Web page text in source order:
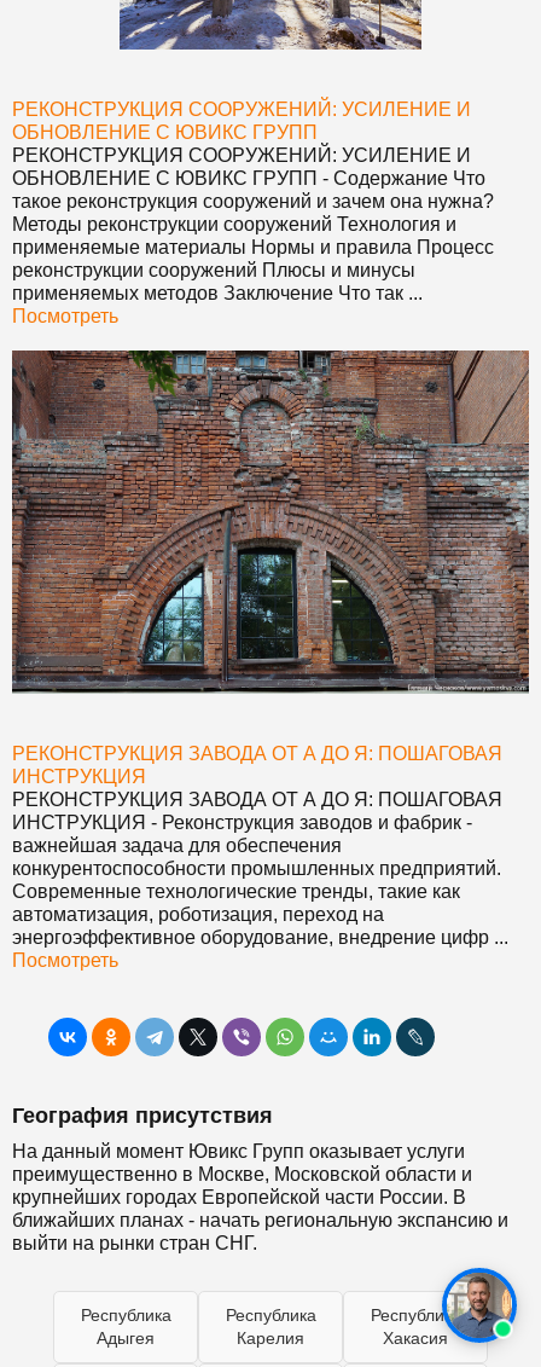
РЕКОНСТРУКЦИЯ СООРУЖЕНИЙ: УСИЛЕНИЕ И
ОБНОВЛЕНИЕ С ЮВИКС ГРУПП
РЕКОНСТРУКЦИЯ СООРУЖЕНИЙ: УСИЛЕНИЕ И
ОБНОВЛЕНИЕ С ЮВИКС ГРУПП - Содержание Что
такое реконструкция сооружений и зачем она нужна?
Методы реконструкции сооружений Технология и
применяемые материалы Нормы и правила Процесс
реконструкции сооружений Плюсы и минусы
применяемых методов Заключение Что так ...
Посмотреть
РЕКОНСТРУКЦИЯ ЗАВОДА ОТ А ДО Я: ПОШАГОВАЯ
ИНСТРУКЦИЯ
РЕКОНСТРУКЦИЯ ЗАВОДА ОТ А ДО Я: ПОШАГОВАЯ
ИНСТРУКЦИЯ - Реконструкция заводов и фабрик -
важнейшая задача для обеспечения
конкурентоспособности промышленных предприятий.
Современные технологические тренды, такие как
автоматизация, роботизация, переход на
энергоэффективное оборудование, внедрение цифр ...
Посмотреть
География присутствия
На данный момент Ювикс Групп оказывает услуги
преимущественно в Москве, Московской области и
крупнейших городах Европейской части России. В
ближайших планах - начать региональную экспансию и
выйти на рынки стран СНГ.
Республика
Адыгея
Республика
Карелия
Республика
Хакасия